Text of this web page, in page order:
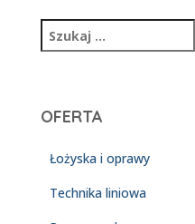
z
a
OFERTA
Łożyska i oprawy
Technika liniowa